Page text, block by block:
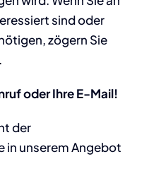
sind oder
zögern Sie
oder Ihre E-Mail!
der
in unserem Angebot